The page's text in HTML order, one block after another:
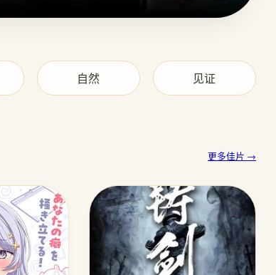
自然 见证
更多佳片 →